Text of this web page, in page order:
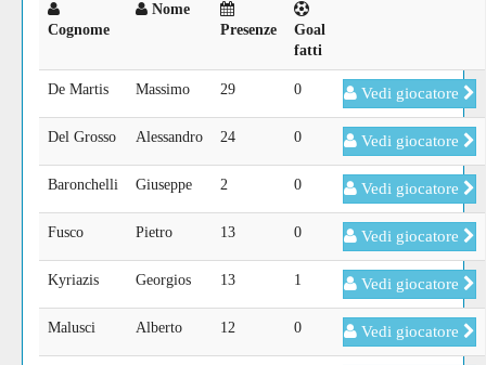
Cognome
Nome
Presenze
Goal
fatti
De Martis Massimo 29 0 Vedi giocatore
Del Grosso Alessandro 24 0 Vedi giocatore
Baronchelli Giuseppe 2 0 Vedi giocatore
Fusco Pietro 13 0 Vedi giocatore
Kyriazis Georgios 13 1 Vedi giocatore
Malusci Alberto 12 0 Vedi giocatore